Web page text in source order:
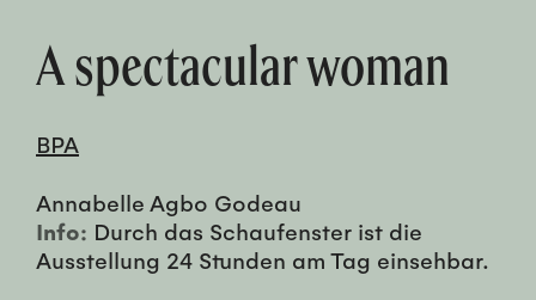
A spectacular woman
BPA
Annabelle Agbo Godeau
Info: Durch das Schaufenster ist die
Ausstellung 24 Stunden am Tag einsehbar.